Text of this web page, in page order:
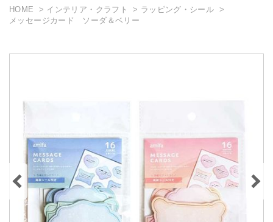
HOME インテリア・クラフト
ラッピング・シール
メッセージカード ソーダ＆ベリー